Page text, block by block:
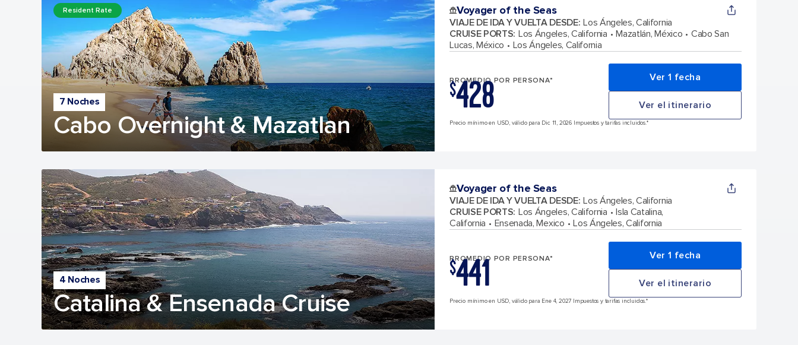
7 Noches
Cabo Overnight & Mazatlan
Resident Rate Voyager of the Seas
VIAJE DE IDA Y VUELTA DESDE: Los Ángeles, California
CRUISE PORTS: Los Ángeles, California Mazatlán, México
Cabo San
Lucas, México
Los Ángeles, California
PROMEDIO POR PERSONA*
$428 Ver 1 fecha
Ver el itinerario
Precio mínimo en USD, válido para Dic 11, 2026 Impuestos y tarifas incluidos.*
4 Noches
Catalina & Ensenada Cruise
Voyager of the Seas
VIAJE DE IDA Y VUELTA DESDE: Los Ángeles, California
CRUISE PORTS: Los Ángeles, California
Isla Catalina,
California
Ensenada, Mexico Los Ángeles, California
PROMEDIO POR PERSONA*
$441 Ver 1 fecha
Ver el itinerario
Precio mínimo en USD, válido para Ene 4, 2027 Impuestos y tarifas incluidos.*